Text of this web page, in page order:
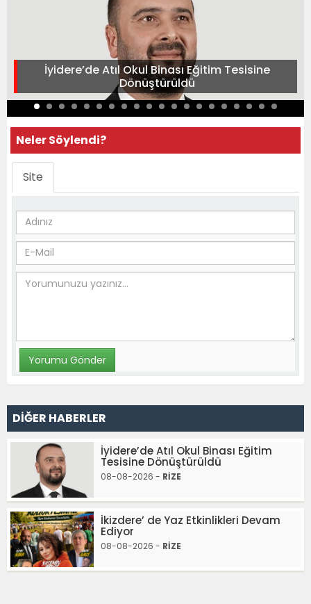
İyidere’de Atıl Okul Binası Eğitim Tesisine
Dönüştürüldü
Neler Söylendi?
Site
DİĞER HABERLER
İyidere’de Atıl Okul Binası Eğitim
Tesisine Dönüştürüldü
08-08-2026 - RİZE
İkizdere’ de Yaz Etkinlikleri Devam
Ediyor
08-08-2026 - RİZE